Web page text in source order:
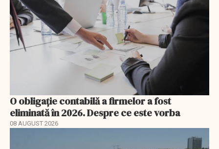
O obligație contabilă a firmelor a fost
eliminată în 2026. Despre ce este vorba
08 AUGUST 2026